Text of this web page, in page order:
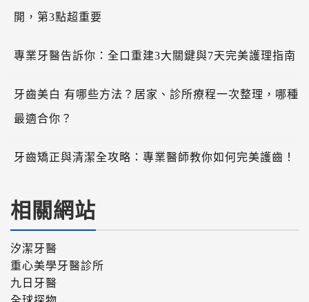
開，第3點超重要
專業牙醫告訴你：全口重建3大關鍵與7天完美護理指南
牙齒美白 有哪些方法？居家、診所療程一次整理，哪種
最適合你？
牙齒矯正與清潔全攻略：專業醫師教你如何完美護齒！
相關網站
汐潔牙醫
重心美學牙醫診所
九日牙醫